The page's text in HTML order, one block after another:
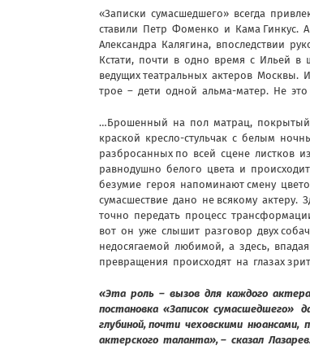
«Записки сумасшедшего» всегда
ставили Петр Фоменко и Кама
Александра Калягина, впоследствии
Кстати, почти в одно время с Ильей в
ведущих театральных актеров
трое – дети одной альма-матер. Не
…Брошенный на пол матрац, покрытый
краской кресло-стульчак с белым
разбросанных по всей сцене листков
равнодушно белого цвета и
безумие героя напоминают смену
сумасшествие дано не всякому
точно передать процесс
вот он уже слышит разговор двух
недосягаемой любимой, а здесь,
превращения происходят на глазах
«Эта роль – вызов для каждого
постановка «Записок сумасшедшего»
глубиной, почти чеховскими
актерского таланта», – сказал